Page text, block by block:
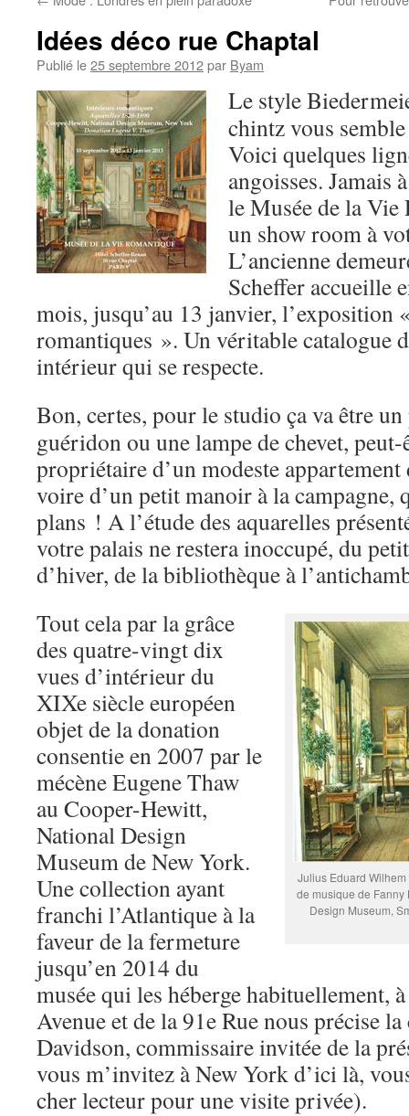
Idées déco rue Chaptal
Publié le25 septembre 2012par Byam
Le style
chintz vous
Voici quelques
angoisses. Jamais
le Musée de la
un show room à
L’ancienne
Scheffer accueille
mois, jusqu’au 13 janvier, l’exposition
romantiques ». Un véritable catalogue
intérieur qui se respecte.
Bon, certes, pour le studio ça va être
guéridon ou une lampe de chevet,
propriétaire d’un modeste
voire d’un petit manoir à la campagne,
plans ! A l’étude des aquarelles
votre palais ne restera inoccupé, du
d’hiver, de la bibliothèque à
Julius Eduard
de musique de
Design Museum,
Tout cela par la grâce
des quatre-vingt dix
vues d’intérieur du
XIXe siècle européen
objet de la donation
consentie en 2007 par le
mécène Eugene Thaw
au Cooper-Hewitt,
National Design
Museum de New York.
Une collection ayant
franchi l’Atlantique à la
faveur de la fermeture
jusqu’en 2014 du
musée qui les héberge habituellement,
Avenue et de la 91e Rue nous précise
Davidson, commissaire invitée de la
vous m’invitez à New York d’ici là,
cher lecteur pour une visite privée).